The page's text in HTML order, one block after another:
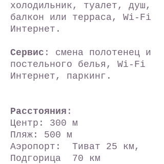
холодильник, туалет, душ,
балкон или терраса, Wi-Fi
Интернет.
Сервис : смена полотенец и
постельного белья, Wi-Fi
Интернет, паркинг.
Расстояния :
Центр: 300 м
Пляж: 500 м
Аэропорт: Тиват 25 км,
Подгорица 70 км